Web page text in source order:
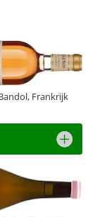
Frankrijk